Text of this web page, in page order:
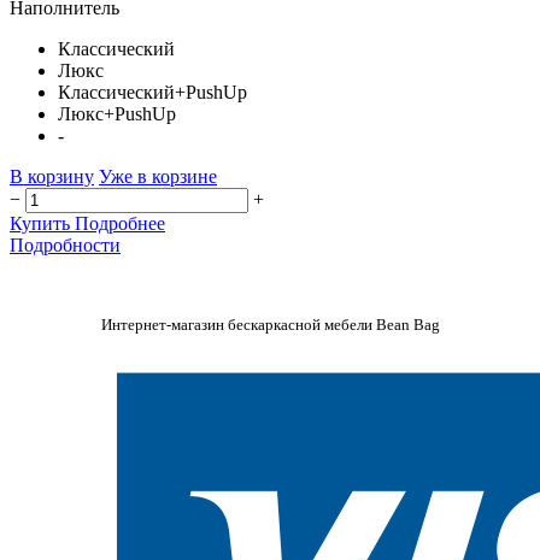
Наполнитель
Классический
Люкс
Классический+PushUp
Люкс+PushUp
-
В корзину Уже в корзине
−
+
Купить Подробнее
Подробности
Интернет-магазин бескаркасной мебели Bean Bag